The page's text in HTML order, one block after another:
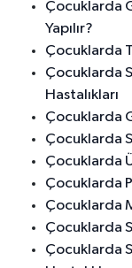
Çocuklarda
Yapılır?
Çocuklarda
Çocuklarda
Hastalıkları
Çocuklarda
Çocuklarda
Çocuklarda
Çocuklarda
Çocuklarda
Çocuklarda
Çocuklarda